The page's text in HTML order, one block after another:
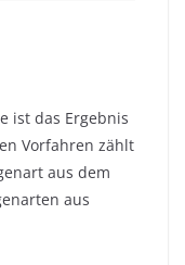
ist das Ergebnis
Vorfahren zählt
aus dem
aus